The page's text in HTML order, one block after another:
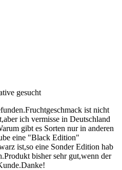
gesucht
ist nicht
ich vermisse in Deutschland
gibt es Sorten nur in anderen
eine "Black Edition"
ist,so eine Sonder Edition hab
bisher sehr gut,wenn der